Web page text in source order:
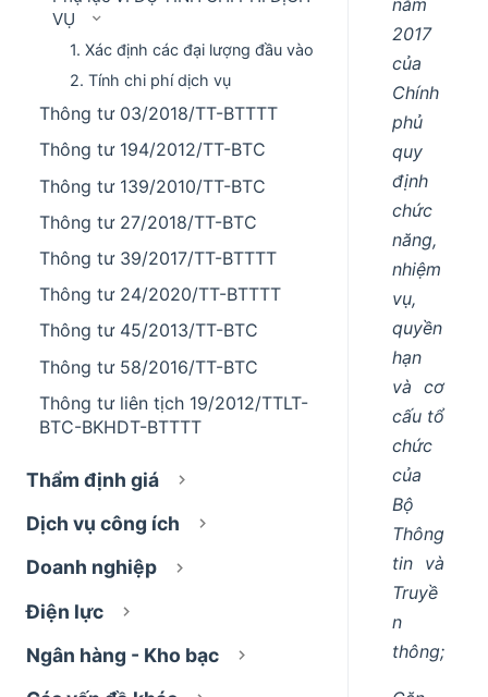
VỤ
1. Xác định các đại lượng đầu vào
2. Tính chi phí dịch vụ
Thông tư 03/2018/TT-BTTTT
Thông tư 194/2012/TT-BTC
Thông tư 139/2010/TT-BTC
Thông tư 27/2018/TT-BTC
Thông tư 39/2017/TT-BTTTT
Thông tư 24/2020/TT-BTTTT
Thông tư 45/2013/TT-BTC
Thông tư 58/2016/TT-BTC
Thông tư liên tịch 19/2012/TTLT-
BTC-BKHDT-BTTTT
Thẩm định giá
Dịch vụ công ích
Doanh nghiệp
Điện lực
Ngân hàng - Kho bạc
2017
của
Chính
phủ
quy
định
chức
năng,
nhiệm
vụ,
quyền
hạn
và cơ
cấu tổ
chức
của
Bộ
Thông
tin và
Truyề
n
thông;